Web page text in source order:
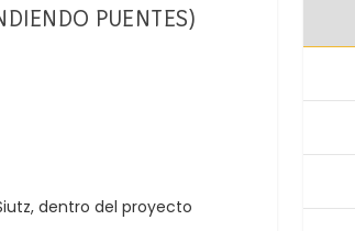
PUENTES)
dentro del proyecto